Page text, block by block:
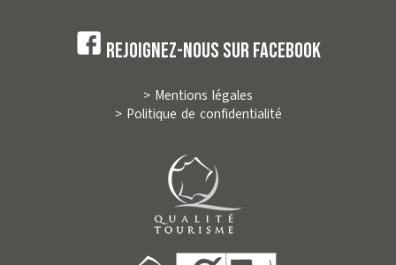
Rejoignez-nous sur Facebook
> Mentions légales
> Politique de confidentialité